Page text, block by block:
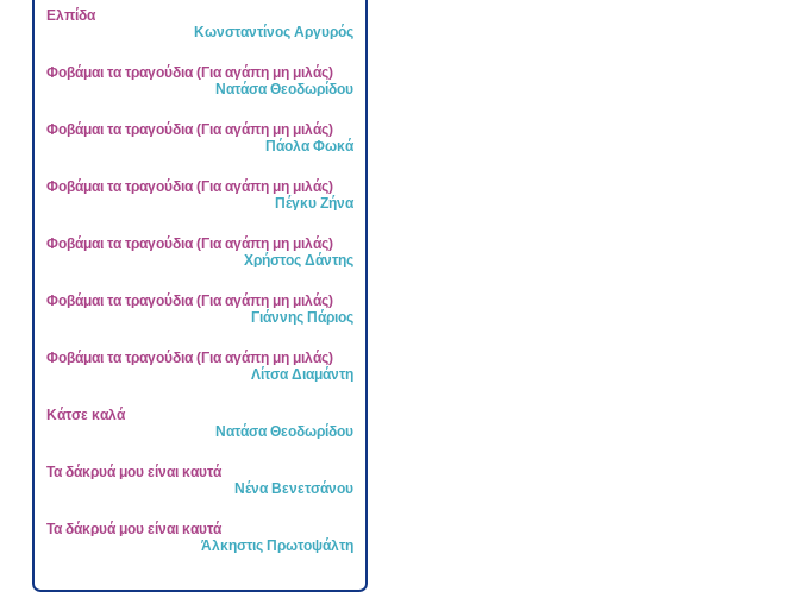
Ελπίδα
Κωνσταντίνος Αργυρός
Φοβάμαι τα τραγούδια (Για αγάπη μη μιλάς)
Νατάσα Θεοδωρίδου
Φοβάμαι τα τραγούδια (Για αγάπη μη μιλάς)
Πάολα Φωκά
Φοβάμαι τα τραγούδια (Για αγάπη μη μιλάς)
Πέγκυ Ζήνα
Φοβάμαι τα τραγούδια (Για αγάπη μη μιλάς)
Χρήστος Δάντης
Φοβάμαι τα τραγούδια (Για αγάπη μη μιλάς)
Γιάννης Πάριος
Φοβάμαι τα τραγούδια (Για αγάπη μη μιλάς)
Λίτσα Διαμάντη
Κάτσε καλά
Νατάσα Θεοδωρίδου
Τα δάκρυά μου είναι καυτά
Νένα Βενετσάνου
Τα δάκρυά μου είναι καυτά
Άλκηστις Πρωτοψάλτη